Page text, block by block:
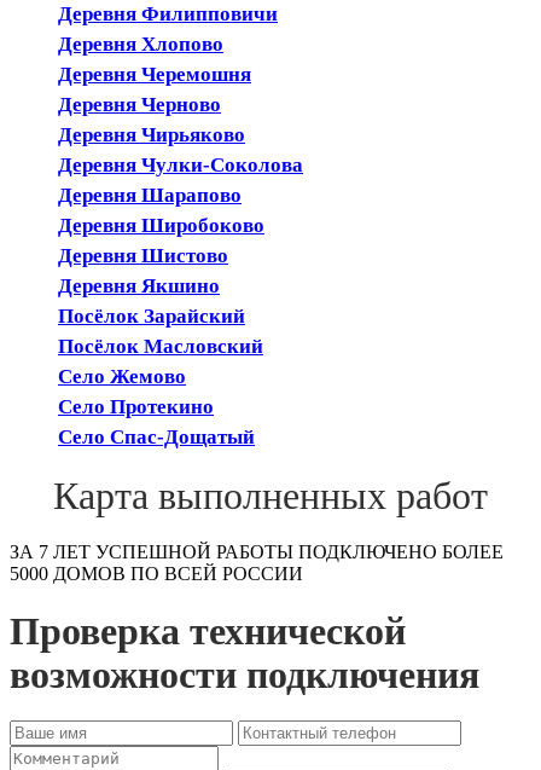
Деревня Филипповичи
Деревня Хлопово
Деревня Черемошня
Деревня Черново
Деревня Чирьяково
Деревня Чулки-Соколова
Деревня Шарапово
Деревня Широбоково
Деревня Шистово
Деревня Якшино
Посёлок Зарайский
Посёлок Масловский
Село Жемово
Село Протекино
Село Спас-Дощатый
Карта выполненных работ
ЗА 7 ЛЕТ УСПЕШНОЙ РАБОТЫ ПОДКЛЮЧЕНО БОЛЕЕ
5000 ДОМОВ ПО ВСЕЙ РОССИИ
Проверка технической
возможности подключения